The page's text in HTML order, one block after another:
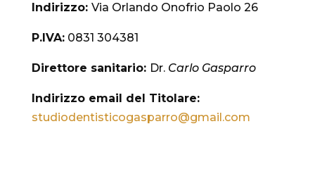
Indirizzo: Via Orlando Onofrio Paolo 26
P.IVA: 0831 304381
Direttore sanitario: Dr. Carlo Gasparro
Indirizzo email del Titolare:
studiodentisticogasparro@gmail.com